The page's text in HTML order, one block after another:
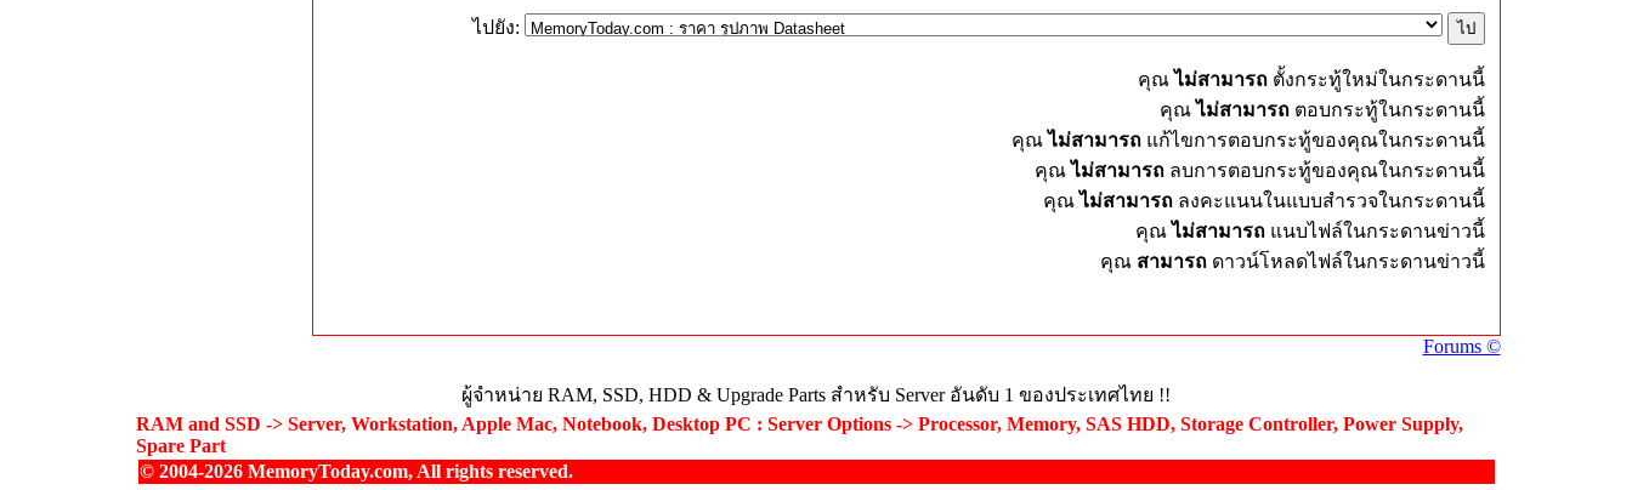
ไปยัง:
คุณไม่สามารถตั้งกระทู้ใหม่ในกระดานนี้
คุณไม่สามารถตอบกระทู้ในกระดานนี้
คุณไม่สามารถแก้ไขการตอบกระทู้ของคุณในกระดานนี้
คุณไม่สามารถลบการตอบกระทู้ของคุณในกระดานนี้
คุณไม่สามารถลงคะแนนในแบบสำรวจในกระดานนี้
คุณไม่สามารถ แนบไฟล์ในกระดานข่าวนี้
คุณ สามารถ ดาวน์โหลดไฟล์ในกระดานข่าวนี้
Forums ©
ผู้จำหน่าย RAM, SSD, HDD & Upgrade Parts สำหรับ Server อันดับ 1 ของประเทศไทย !!
RAM and SSD -> Server, Workstation, Apple Mac, Notebook, Desktop PC : Server Options -> Processor, Memory, SAS HDD, Storage Controller, Power Supply,
Spare Part
© 2004-2026 MemoryToday.com, All rights reserved.